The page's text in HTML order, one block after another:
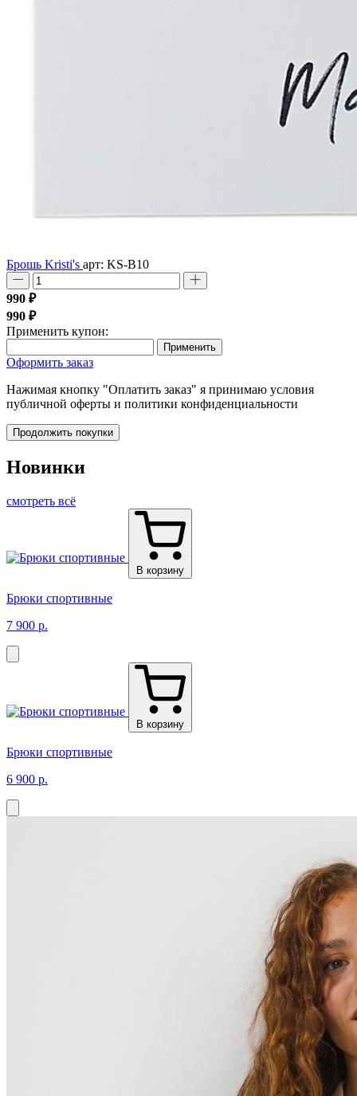
Брошь Kristi's арт: KS-B10
990 ₽
990 ₽
Применить купон:
Применить
Оформить заказ
Нажимая кнопку "Оплатить заказ" я принимаю условия
публичной оферты и политики конфиденциальности
Продолжить покупки
Новинки
смотреть всё
В корзину
Брюки спортивные
7 900 р.
В корзину
Брюки спортивные
6 900 р.